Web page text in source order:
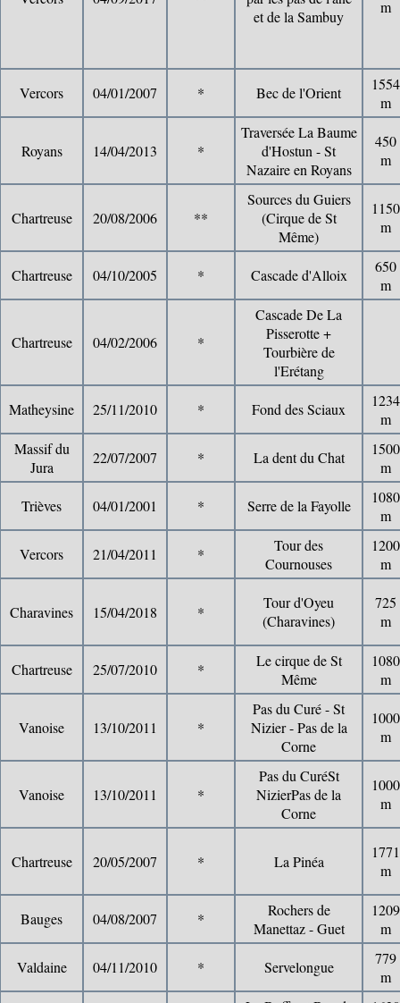
et de la Sambuy
m
Vercors 04/01/2007 * Bec de l'Orient
1554
m
Royans 14/04/2013 *
Traversée La Baume
d'Hostun - St
Nazaire en Royans
450
m
Chartreuse 20/08/2006 **
Sources du Guiers
(Cirque de St
Même)
1150
m
Chartreuse 04/10/2005 * Cascade d'Alloix
650
m
Chartreuse 04/02/2006 *
Cascade De La
Pisserotte +
Tourbière de
l'Erétang
Matheysine 25/11/2010 * Fond des Sciaux
1234
m
Massif du
Jura
22/07/2007 * La dent du Chat
1500
m
Trièves 04/01/2001 * Serre de la Fayolle
1080
m
Vercors 21/04/2011 *
Tour des
Cournouses
1200
m
Charavines 15/04/2018 *
Tour d'Oyeu
(Charavines)
725
m
Chartreuse 25/07/2010 *
Le cirque de St
Même
1080
m
Vanoise 13/10/2011 *
Pas du Curé - St
Nizier - Pas de la
Corne
1000
m
Vanoise 13/10/2011 *
Pas du CuréSt
NizierPas de la
Corne
1000
m
Chartreuse 20/05/2007 * La Pinéa
1771
m
Bauges 04/08/2007 *
Rochers de
Manettaz - Guet
1209
m
Valdaine 04/11/2010 * Servelongue
779
m